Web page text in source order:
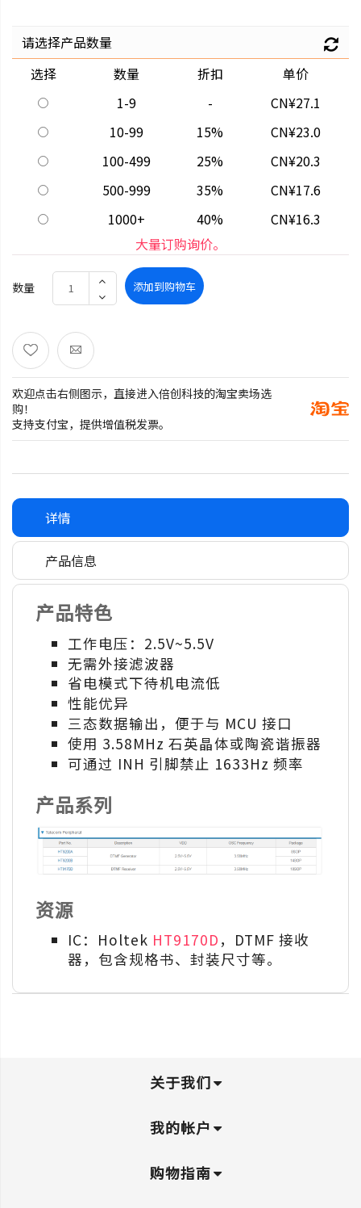
请选择产品数量
选择
数量 折扣
单价
1-9
-
CN¥27.1
10-99
15%
CN¥23.0
100-499
25%
CN¥20.3
500-999
35%
CN¥17.6
1000+
40%
CN¥16.3
大量订购询价。
数量 添加到购物车
欢迎点击右侧图示，直接进入倍创科技的淘宝卖场选
购！
支持支付宝，提供增值税发票。
详情
产品信息
产品特色
工作电压：2.5V~5.5V
无需外接滤波器
省电模式下待机电流低
性能优异
三态数据输出，便于与 MCU 接口
使用 3.58MHz 石英晶体或陶瓷谐振器
可通过 INH 引脚禁止 1633Hz 频率
产品系列
资源
IC：Holtek HT9170D ，DTMF 接收
器，包含规格书、封装尺寸等。
关于我们
我的帐户
购物指南